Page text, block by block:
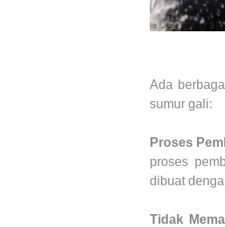
Ada
sumur gali:
Proses
proses
dibuat
Tidak